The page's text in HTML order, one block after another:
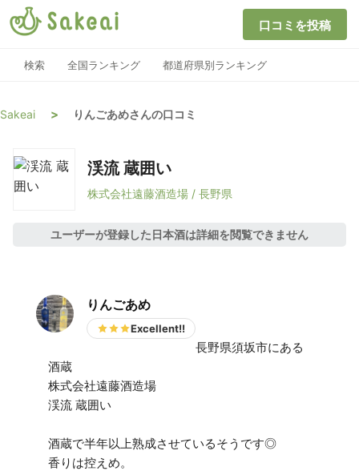
口コミを投稿
検索 全国ランキング 都道府県別ランキング
Sakeai > りんごあめさんの口コミ
渓流 蔵囲い
株式会社遠藤酒造場 / 長野県
ユーザーが登録した日本酒は詳細を閲覧できません
りんごあめ
Excellent!!
長野県須坂市にある
酒蔵
株式会社遠藤酒造場
渓流 蔵囲い
酒蔵で半年以上熟成させているそうです◎
香りは控えめ。